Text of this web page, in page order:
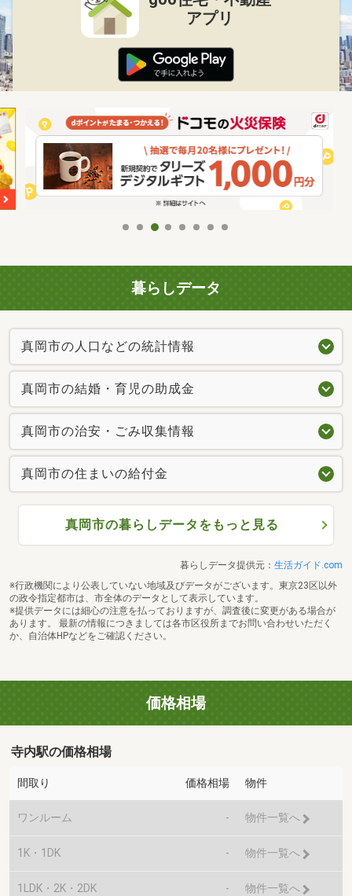
アプリ
暮らしデータ
真岡市の人口などの統計情報
真岡市の結婚・育児の助成金
真岡市の治安・ごみ収集情報
真岡市の住まいの給付金
真岡市の暮らしデータをもっと見る
暮らしデータ提供元： 生活ガイド.com
※行政機関により公表していない地域及びデータがございます。東京23区以外
の政令指定都市は、市全体のデータとして表示しています。
※提供データには細心の注意を払っておりますが、調査後に変更がある場合が
あります。 最新の情報につきましては各市区役所までお問い合わせいただく
か、自治体HPなどをご確認ください。
価格相場
寺内駅の価格相場
間取り 価格相場 物件
ワンルーム - 物件一覧へ
1K・1DK - 物件一覧へ
1LDK・2K・2DK - 物件一覧へ